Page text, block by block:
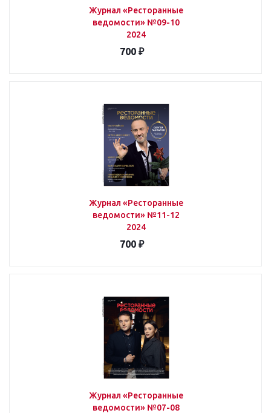
Журнал «Ресторанные
ведомости» №09-10
2024
700 ₽
Журнал «Ресторанные
ведомости» №11-12
2024
700 ₽
Журнал «Ресторанные
ведомости» №07-08